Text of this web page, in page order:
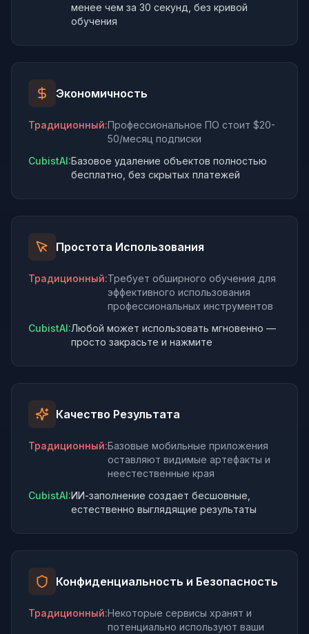
менее чем за 30 секунд, без кривой
обучения
Экономичность
Традиционный:Профессиональное ПО стоит $20-
50/месяц подписки
CubistAI:Базовое удаление объектов полностью
бесплатно, без скрытых платежей
Простота Использования
Традиционный:Требует обширного обучения для
эффективного использования
профессиональных инструментов
CubistAI:Любой может использовать мгновенно —
просто закрасьте и нажмите
Качество Результата
Традиционный:Базовые мобильные приложения
оставляют видимые артефакты и
неестественные края
CubistAI:ИИ-заполнение создает бесшовные,
естественно выглядящие результаты
Конфиденциальность и Безопасность
Традиционный:Некоторые сервисы хранят и
потенциально используют ваши